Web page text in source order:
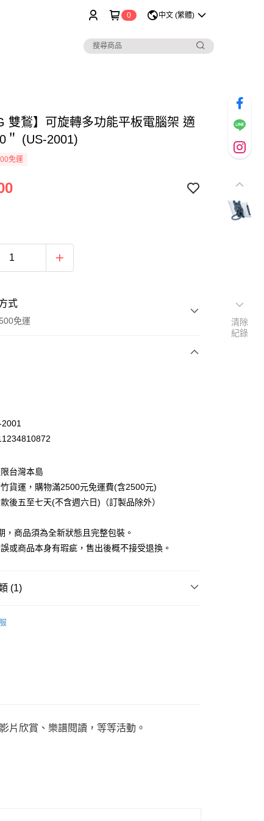
0 中文 (繁體)
雙鶖】可旋轉多功能平板電腦架 適
＂ (US-2001)
免運
式
免運
庫存
滿NT$2,500(含以上)免運費
台灣本島
貨運，購物滿2500元免運費(含2500元)
後五至七天(不含週六日)（訂製品除外）
，商品須為全新狀態且完整包裝。
或商品本身有瑕疵，售出後概不接受退換。
(1)
片欣賞、樂譜閱讀，等等活動。
清除
紀錄